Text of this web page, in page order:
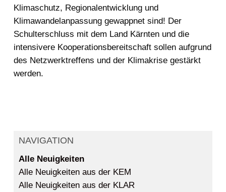
Klimaschutz, Regionalentwicklung und
Klimawandelanpassung gewappnet sind! Der
Schulterschluss mit dem Land Kärnten und die
intensivere Kooperationsbereitschaft sollen aufgrund
des Netzwerktreffens und der Klimakrise gestärkt
werden.
NAVIGATION
Alle Neuigkeiten
Alle Neuigkeiten aus der KEM
Alle Neuigkeiten aus der KLAR